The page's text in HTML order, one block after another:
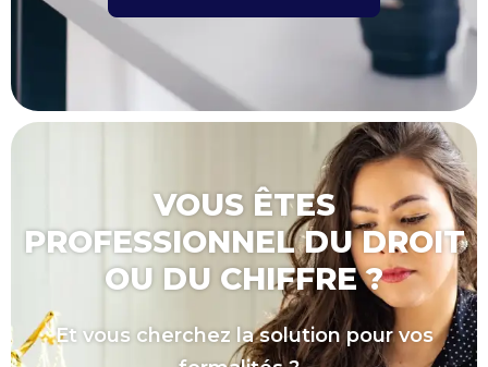
VOUS ÊTES
PROFESSIONNEL DU DROIT
OU DU CHIFFRE ?
Et vous cherchez la solution pour vos